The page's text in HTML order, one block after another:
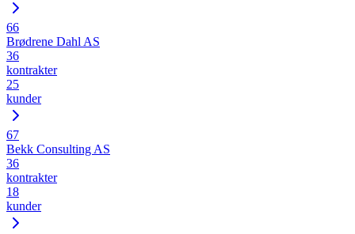
66
Brødrene Dahl AS
36
kontrakter
25
kunder
67
Bekk Consulting AS
36
kontrakter
18
kunder